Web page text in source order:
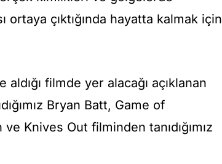
çıktığında hayatta kalmak için
filmde yer alacağı açıklanan
Bryan Batt, Game of
ve Knives Out filminden tanıdığımız